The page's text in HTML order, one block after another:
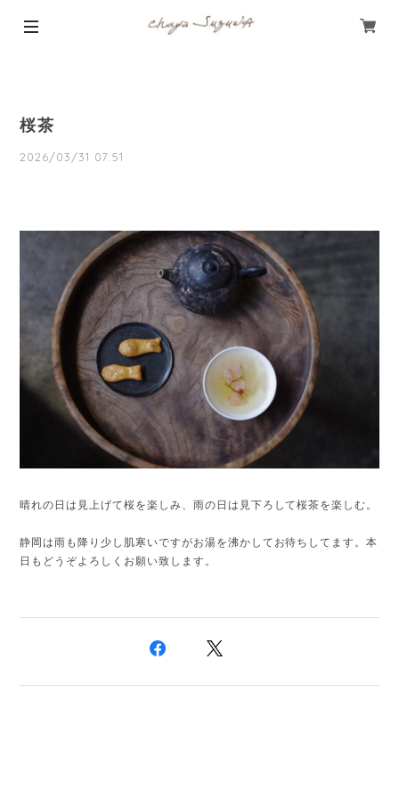
桜茶
2026/03/31 07:51
晴れの日は見上げて桜を楽しみ、雨の日は見下ろして桜茶を楽しむ。
静岡は雨も降り少し肌寒いですがお湯を沸かしてお待ちしてます。本
日もどうぞよろしくお願い致します。